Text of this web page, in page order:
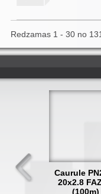
Redzamas 1 - 30 no
Caurule
20x2.8
(100m)